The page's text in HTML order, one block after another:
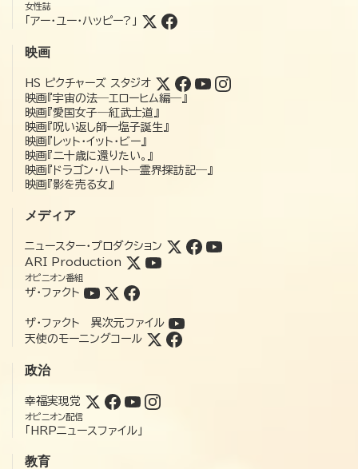
女性誌
「アー・ユー・ハッピー?」
映画
HS ピクチャーズ スタジオ
映画『宇宙の法―エローヒム編―』
映画『愛国女子―紅武士道』
映画『呪い返し師—塩子誕生』
映画『レット・イット・ビー』
映画『二十歳に還りたい。』
映画『ドラゴン・ハート―霊界探訪記―』
映画『影を売る女』
メディア
ニュースター・プロダクション
ARI Production
オピニオン番組
ザ・ファクト
ザ・ファクト 異次元ファイル
天使のモーニングコール
政治
幸福実現党
オピニオン配信
「HRPニュースファイル」
教育